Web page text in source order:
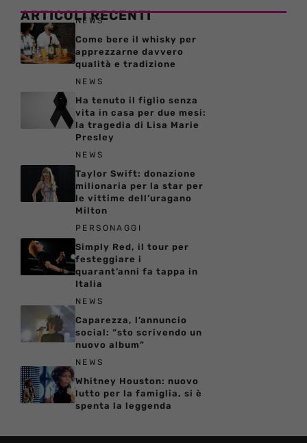
ARTICOLI RECENTI
NEWS
Come bere il whisky per
apprezzarne davvero
qualità e tradizione
NEWS
Ha tenuto il figlio senza
vita in casa per due mesi:
la tragedia di Lisa Marie
Presley
NEWS
Taylor Swift: donazione
milionaria per la star per
le vittime dell’uragano
Milton
PERSONAGGI
Simply Red, il tour per
festeggiare i
quarant’anni fa tappa in
Italia
NEWS
Caparezza, l’annuncio
social: “sto scrivendo un
nuovo album”
NEWS
Whitney Houston: nuovo
lutto per la famiglia, si è
spenta la leggenda